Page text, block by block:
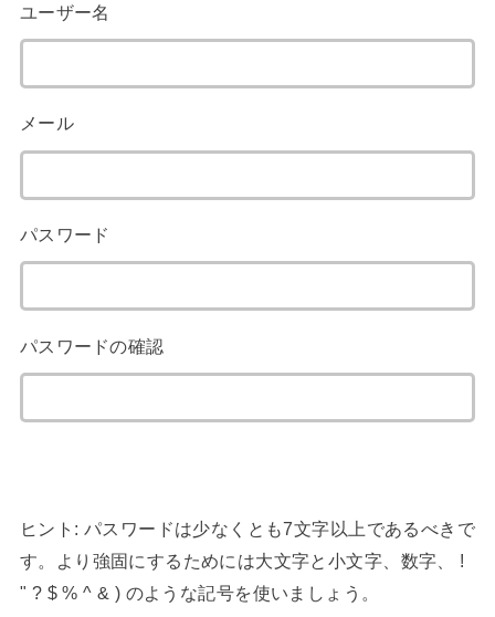
ユーザー名
メール
パスワード
パスワードの確認
ヒント: パスワードは少なくとも7文字以上であるべきで
す。より強固にするためには大文字と小文字、数字、 !
" ? $ % ^ & ) のような記号を使いましょう。